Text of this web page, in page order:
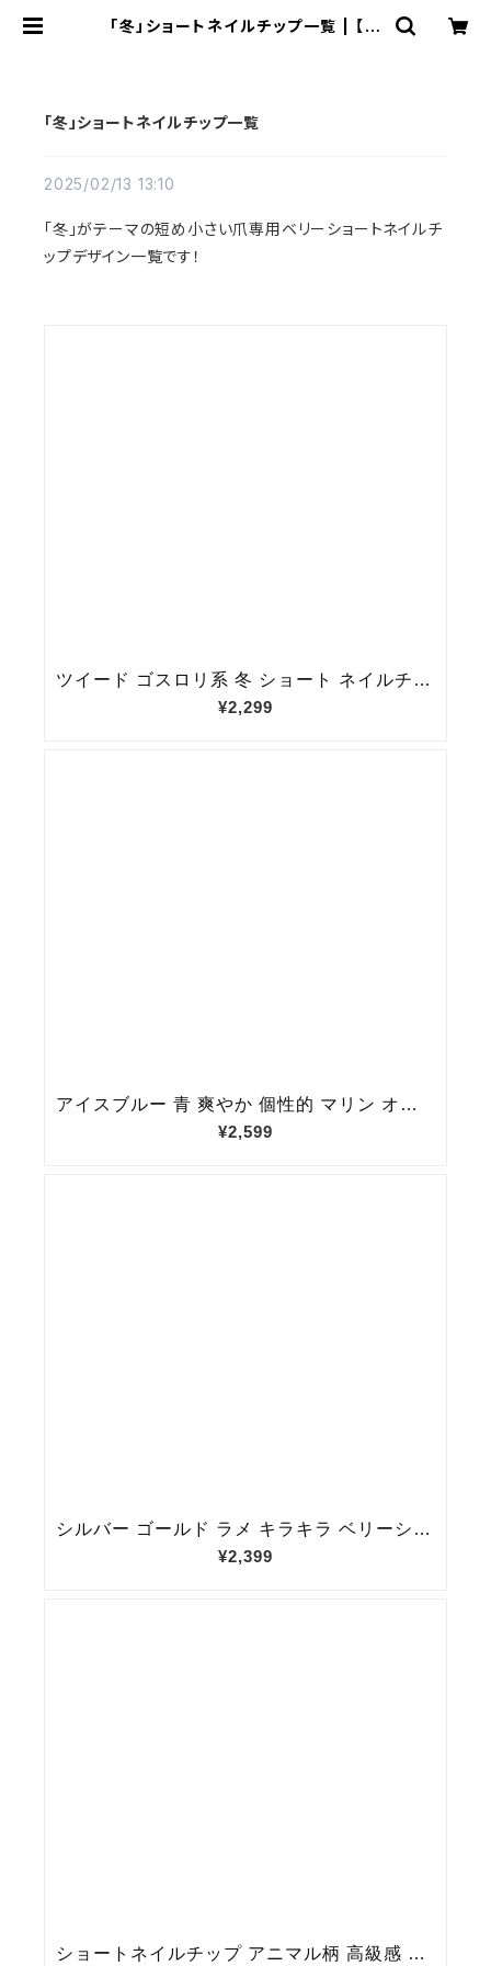
「冬」ショートネイルチップ一覧 | 【公
「冬」ショートネイルチップ一覧
2025/02/13 13:10
「冬」がテーマの短め小さい爪専用ベリーショートネイルチ
ップデザイン一覧です！